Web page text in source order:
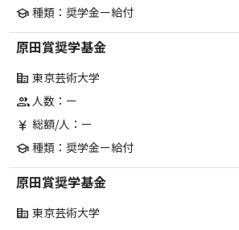
school 種類：奨学金ー給付
原田賞奨学基金
corporate_fare 東京芸術大学
group人数：ー
currency_yen 総額/人：ー
school 種類：奨学金ー給付
原田賞奨学基金
corporate_fare 東京芸術大学